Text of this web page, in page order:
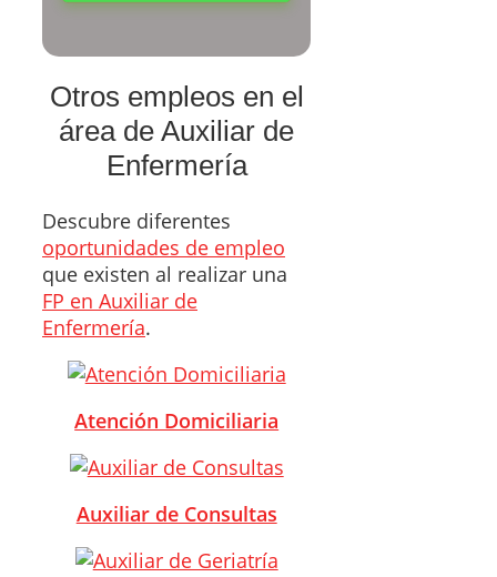
Otros empleos en el
área de Auxiliar de
Enfermería
Descubre diferentes
oportunidades de empleo
que existen al realizar una
FP en Auxiliar de
Enfermería.
Atención Domiciliaria
Auxiliar de Consultas